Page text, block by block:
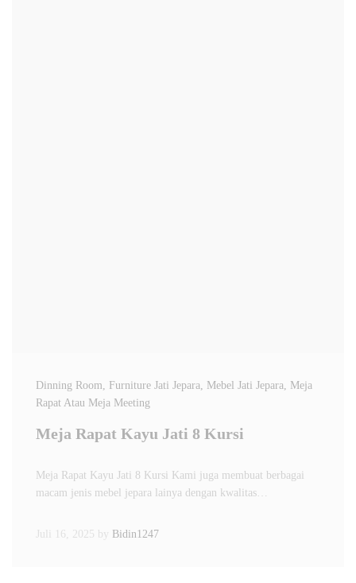
Dinning Room, Furniture Jati Jepara, Mebel Jati Jepara, Meja
Rapat Atau Meja Meeting
Meja Rapat Kayu Jati 8 Kursi
Meja Rapat Kayu Jati 8 Kursi Kami juga membuat berbagai
macam jenis mebel jepara lainya dengan kwalitas…
Juli 16, 2025 by Bidin1247